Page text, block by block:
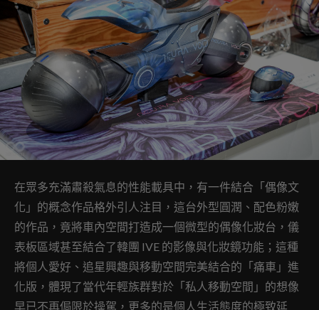
在眾多充滿肅殺氣息的性能載具中，有一件結合「偶像文
化」的概念作品格外引人注目，這台外型圓潤、配色粉嫩
的作品，竟將車內空間打造成一個微型的偶像化妝台，儀
表板區域甚至結合了韓團 IVE 的影像與化妝鏡功能；這種
將個人愛好、追星興趣與移動空間完美結合的「痛車」進
化版，體現了當代年輕族群對於「私人移動空間」的想像
早已不再侷限於操駕，更多的是個人生活態度的極致延